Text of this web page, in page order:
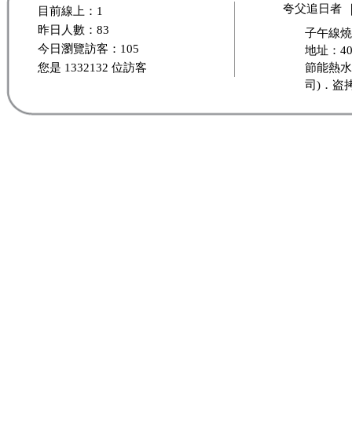
目前線上：1
昨日人數：83
今日瀏覽訪客：105
您是 1332132 位訪客
夸父追日者
子午線
地址：
節能熱
司)．盗